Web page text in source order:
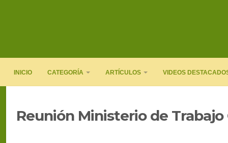
INICIO CATEGORÍA ARTÍCULOS VIDEOS
Reunión Ministerio de Trabajo